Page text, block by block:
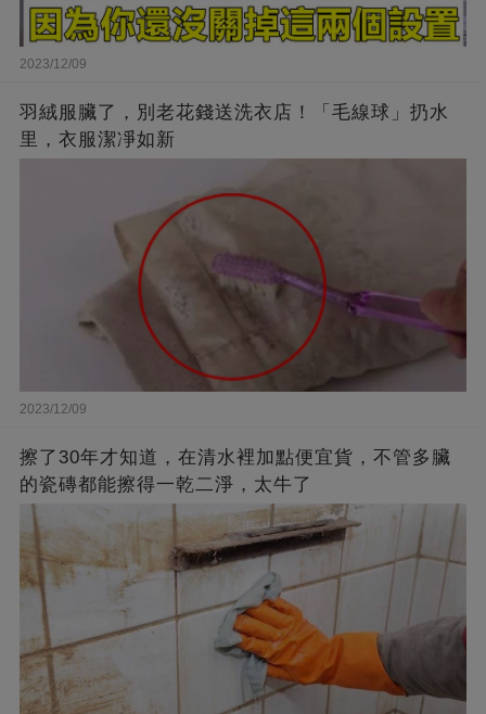
2023/12/09
羽絨服臟了，別老花錢送洗衣店！「毛線球」扔水
里，衣服潔凈如新
2023/12/09
擦了30年才知道，在清水裡加點便宜貨，不管多臟
的瓷磚都能擦得一乾二淨，太牛了